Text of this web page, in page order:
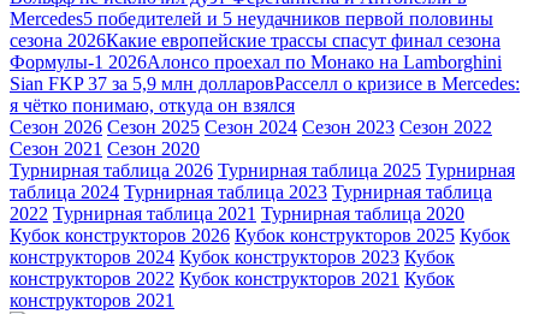
Mercedes5 победителей и 5 неудачников первой половины
сезона 2026Какие европейские трассы спасут финал сезона
Формулы-1 2026Алонсо проехал по Монако на Lamborghini
Sian FKP 37 за 5,9 млн долларовРасселл о кризисе в Mercedes:
я чётко понимаю, откуда он взялся
Сезон 2026 Сезон 2025 Сезон 2024 Сезон 2023 Сезон 2022
Сезон 2021 Сезон 2020
Турнирная таблица 2026 Турнирная таблица 2025 Турнирная
таблица 2024 Турнирная таблица 2023 Турнирная таблица
2022 Турнирная таблица 2021 Турнирная таблица 2020
Кубок конструкторов 2026 Кубок конструкторов 2025 Кубок
конструкторов 2024 Кубок конструкторов 2023 Кубок
конструкторов 2022 Кубок конструкторов 2021 Кубок
конструкторов 2021